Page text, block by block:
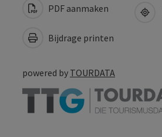
PDF aanmaken
Bijdrage printen
powered by TOURDATA